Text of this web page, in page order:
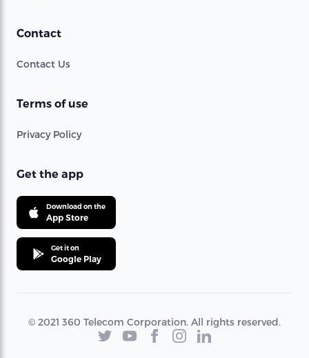
Contact
Contact Us
Terms of use
Privacy Policy
Get the app
Download on the
App Store
Get it on
Google Play
© 2021 360 Telecom Corporation. All rights reserved.